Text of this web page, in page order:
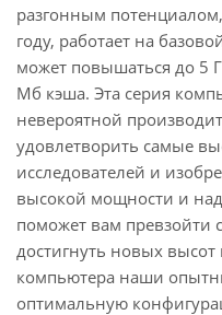
разгонным
году, работает на
может повышаться до 5
Мб кэша. Эта серия
невероятной
удовлетворить самые
исследователей и
высокой мощности и
поможет вам превзойти
достигнуть новых
компьютера наши
оптимальную